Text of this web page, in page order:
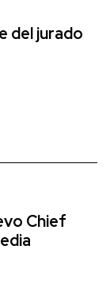
del jurado
Chief